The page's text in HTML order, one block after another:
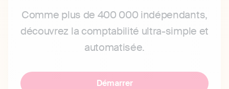
Comme plus de 400 000 indépendants,
découvrez la comptabilité ultra-simple et
automatisée.
Démarrer